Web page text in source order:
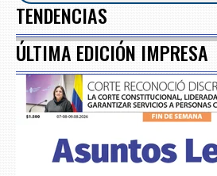
TENDENCIAS
ÚLTIMA EDICIÓN IMPRESA